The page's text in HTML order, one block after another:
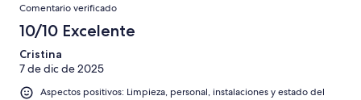
Comentario verificado
10/10 Excelente
Cristina
7 de dic de 2025
Aspectos positivos: Limpieza, personal, instalaciones y estado del